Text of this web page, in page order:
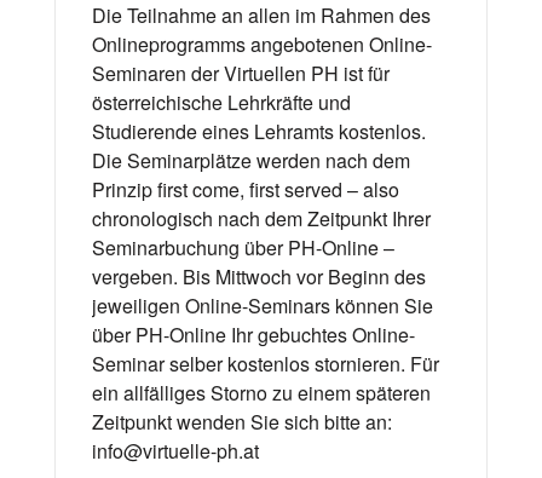
Die Teilnahme an allen im Rahmen des
Onlineprogramms angebotenen Online-
Seminaren der Virtuellen PH ist für
österreichische Lehrkräfte und
Studierende eines Lehramts kostenlos.
Die Seminarplätze werden nach dem
Prinzip first come, first served – also
chronologisch nach dem Zeitpunkt Ihrer
Seminarbuchung über PH-Online –
vergeben. Bis Mittwoch vor Beginn des
jeweiligen Online-Seminars können Sie
über PH-Online Ihr gebuchtes Online-
Seminar selber kostenlos stornieren. Für
ein allfälliges Storno zu einem späteren
Zeitpunkt wenden Sie sich bitte an:
info@virtuelle-ph.at